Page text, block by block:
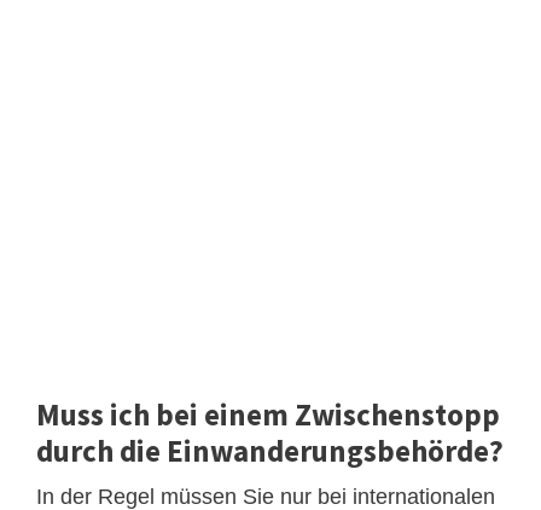
Muss ich bei einem Zwischenstopp
durch die Einwanderungsbehörde?
In der Regel müssen Sie nur bei internationalen